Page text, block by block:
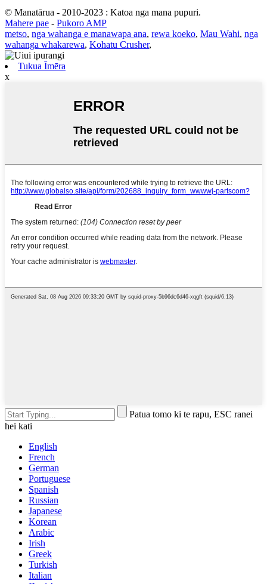
© Manatārua - 2010-2023 : Katoa nga mana pupuri.
Mahere pae - Pukoro AMP
metso, nga wahanga e manawapa ana, rewa koeko, Mau Wahi, nga
wahanga whakarewa, Kohatu Crusher,
Tukua Īmēra
x
Patua tomo ki te rapu, ESC ranei
hei kati
English
French
German
Portuguese
Spanish
Russian
Japanese
Korean
Arabic
Irish
Greek
Turkish
Italian